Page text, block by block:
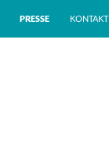
PRESSE KONTAKT